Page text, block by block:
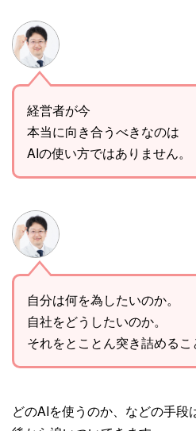
経営者が今
本当に向き合うべきなのは
AIの使い方ではありません。
自分は何を為したいのか。
自社をどうしたいのか。
それをとことん突き詰めるこ
どのAIを使うのか、などの手段